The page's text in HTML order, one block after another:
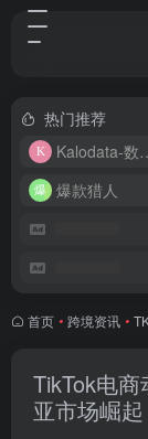
热门推荐
爆款猎人
首页 • 跨境资讯 •
TikTok电
亚市场崛起